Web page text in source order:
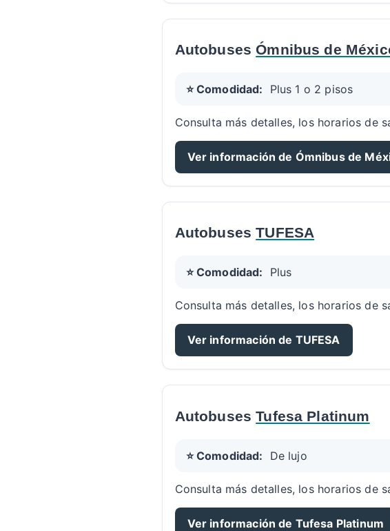
Autobuses Ómnibus de
⭐ Comodidad: Plus 1 o 2 pisos
Consulta más detalles, los horarios de
Ver información de Ómnibus de
AutobusesTUFESA
⭐ Comodidad: Plus
Consulta más detalles, los horarios de
Ver información de TUFESA
AutobusesTufesa Platinum
⭐ Comodidad: De lujo
Consulta más detalles, los horarios de
Ver información de Tufesa Platinum